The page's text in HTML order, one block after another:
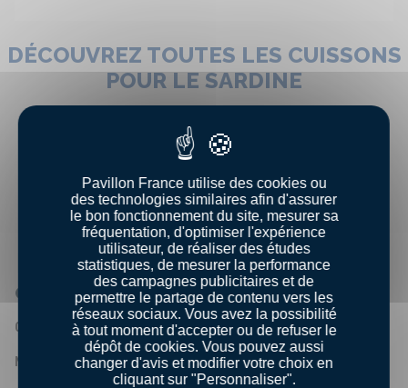
DÉCOUVREZ TOUTES LES CUISSONS
POUR LE SARDINE
À LA POÊLE
QUI SOMMES-NOUS ?
Qui sommes - nous ?
Nos engagements
Pavillon France utilise des cookies ou
des technologies similaires afin d'assurer
le bon fonctionnement du site, mesurer sa
fréquentation, d'optimiser l'expérience
utilisateur, de réaliser des études
statistiques, de mesurer la performance
des campagnes publicitaires et de
permettre le partage de contenu vers les
réseaux sociaux. Vous avez la possibilité
à tout moment d'accepter ou de refuser le
dépôt de cookies. Vous pouvez aussi
changer d'avis et modifier votre choix en
cliquant sur "Personnaliser".